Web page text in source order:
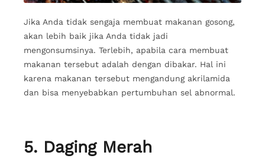
Jika Anda tidak sengaja membuat makanan gosong,
akan lebih baik jika Anda tidak jadi
mengonsumsinya. Terlebih, apabila cara membuat
makanan tersebut adalah dengan dibakar. Hal ini
karena makanan tersebut mengandung akrilamida
dan bisa menyebabkan pertumbuhan sel abnormal.
5. Daging Merah